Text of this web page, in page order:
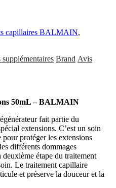
capillaires BALMAIN,
Brand Avis
50mL – BALMAIN
fait partie du
extensions. C’est un soin
protéger les extensions
différents dommages
étape du traitement
Le traitement capillaire
et préserve la douceur et la